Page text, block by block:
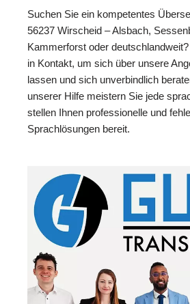
Suchen Sie ein kompetentes
56237 Wirscheid – Alsbach,
Kammerforst oder
in Kontakt, um sich über unsere
lassen und sich unverbindlich
unserer Hilfe meistern Sie jede
stellen Ihnen professionelle und
Sprachlösungen bereit.